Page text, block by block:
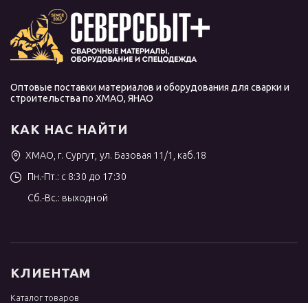
Оптовые поставки материалов и оборудования для сварки и
строительства по ХМАО, ЯНАО
КАК НАС НАЙТИ
ХМАО, г. Сургут, ул. Базовая 11/1, каб.18
Пн.-Пт.: с 8:30 до 17:30
Сб.-Вс.: выходной
КЛИЕНТАМ
Каталог товаров